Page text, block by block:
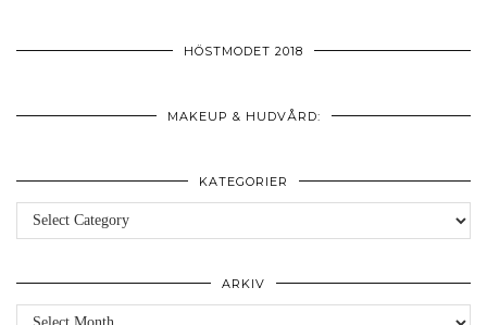
HÖSTMODET 2018
MAKEUP & HUDVÅRD:
KATEGORIER
Kategorier
ARKIV
Arkiv